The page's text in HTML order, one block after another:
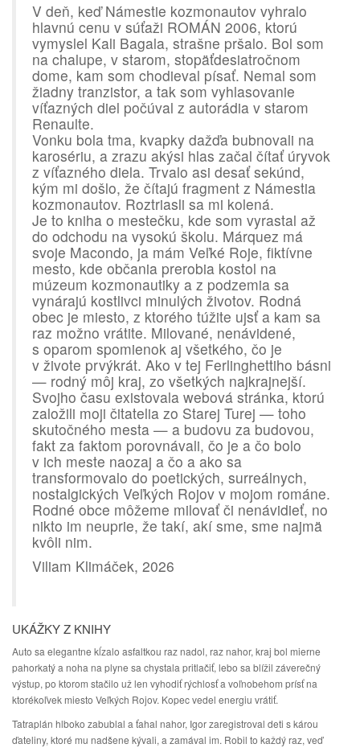
V deň, keď Námestie kozmonautov vyhralo
hlavnú cenu v súťaži ROMÁN 2006, ktorú
vymyslel Kali Bagala, strašne pršalo. Bol som
na chalupe, v starom, stopäťdesiatročnom
dome, kam som chodieval písať. Nemal som
žiadny tranzistor, a tak som vyhlasovanie
víťazných diel počúval z autorádia v starom
Renaulte.
Vonku bola tma, kvapky dažďa bubnovali na
karosériu, a zrazu akýsi hlas začal čítať úryvok
z víťazného diela. Trvalo asi desať sekúnd,
kým mi došlo, že čítajú fragment z Námestia
kozmonautov. Roztriasli sa mi kolená.
Je to kniha o mestečku, kde som vyrastal až
do odchodu na vysokú školu. Márquez má
svoje Macondo, ja mám Veľké Roje, fiktívne
mesto, kde občania prerobia kostol na
múzeum kozmonautiky a z podzemia sa
vynárajú kostlivci minulých životov. Rodná
obec je miesto, z ktorého túžite ujsť a kam sa
raz možno vrátite. Milované, nenávidené,
s oparom spomienok aj všetkého, čo je
v živote prvýkrát. Ako v tej Ferlinghettiho básni
— rodný môj kraj, zo všetkých najkrajnejší.
Svojho času existovala webová stránka, ktorú
založili moji čitatelia zo Starej Turej — toho
skutočného mesta — a budovu za budovou,
fakt za faktom porovnávali, čo je a čo bolo
v ich meste naozaj a čo a ako sa
transformovalo do poetických, surreálnych,
nostalgických Veľkých Rojov v mojom románe.
Rodné obce môžeme milovať či nenávidieť, no
nikto im neuprie, že takí, akí sme, sme najmä
kvôli nim.
Viliam Klimáček, 2026
UKÁŽKY Z KNIHY
Auto sa elegantne kĺzalo asfaltkou raz nadol, raz nahor, kraj bol mierne
pahorkatý a noha na plyne sa chystala pritlačiť, lebo sa blížil záverečný
výstup, po ktorom stačilo už len vyhodiť rýchlosť a voľnobehom prísť na
ktorékoľvek miesto Veľkých Rojov. Kopec vedel energiu vrátiť.
Tatraplán hlboko zabublal a ťahal nahor, Igor zaregistroval deti s károu
ďateliny, ktoré mu nadšene kývali, a zamával im. Robil to každý raz, veď